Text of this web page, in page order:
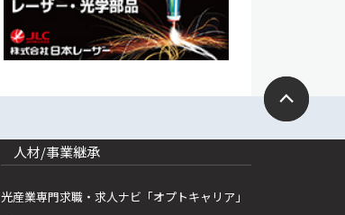
人材/事業継承
光産業専門求職・求人ナビ「オプトキャリア」